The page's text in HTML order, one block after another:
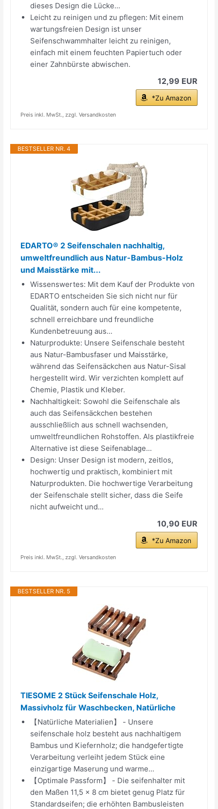
dieses Design die Lücke...
Leicht zu reinigen und zu pflegen: Mit einem
wartungsfreien Design ist unser
Seifenschwammhalter leicht zu reinigen,
einfach mit einem feuchten Papiertuch oder
einer Zahnbürste abwischen.
12,99 EUR
*Zu Amazon
Preis inkl. MwSt., zzgl. Versandkosten
BESTSELLER NR. 4
EDARTO® 2 Seifenschalen nachhaltig,
umweltfreundlich aus Natur-Bambus-Holz
und Maisstärke mit...
Wissenswertes: Mit dem Kauf der Produkte von
EDARTO entscheiden Sie sich nicht nur für
Qualität, sondern auch für eine kompetente,
schnell erreichbare und freundliche
Kundenbetreuung aus...
Naturprodukte: Unsere Seifenschale besteht
aus Natur-Bambusfaser und Maisstärke,
während das Seifensäckchen aus Natur-Sisal
hergestellt wird. Wir verzichten komplett auf
Chemie, Plastik und Kleber.
Nachhaltigkeit: Sowohl die Seifenschale als
auch das Seifensäckchen bestehen
ausschließlich aus schnell wachsenden,
umweltfreundlichen Rohstoffen. Als plastikfreie
Alternative ist diese Seifenablage...
Design: Unser Design ist modern, zeitlos,
hochwertig und praktisch, kombiniert mit
Naturprodukten. Die hochwertige Verarbeitung
der Seifenschale stellt sicher, dass die Seife
nicht aufweicht und...
10,90 EUR
*Zu Amazon
Preis inkl. MwSt., zzgl. Versandkosten
BESTSELLER NR. 5
TIESOME 2 Stück Seifenschale Holz,
Massivholz für Waschbecken, Natürliche
【Natürliche Materialien】 - Unsere
seifenschale holz besteht aus nachhaltigem
Bambus und Kiefernholz; die handgefertigte
Verarbeitung verleiht jedem Stück eine
einzigartige Maserung und warme...
【Optimale Passform】 - Die seifenhalter mit
den Maßen 11,5 x 8 cm bietet genug Platz für
Standardseifen; die erhöhten Bambusleisten